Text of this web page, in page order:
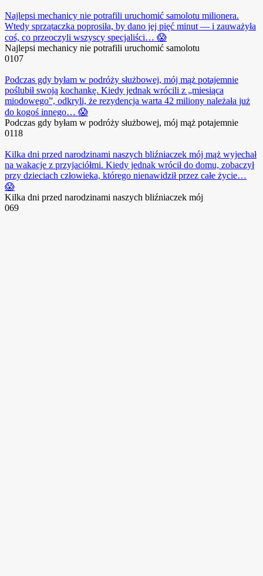
Najlepsi mechanicy nie potrafili uruchomić samolotu milionera.
Wtedy sprzątaczka poprosiła, by dano jej pięć minut — i zauważyła
coś, co przeoczyli wszyscy specjaliści… 😱
Najlepsi mechanicy nie potrafili uruchomić samolotu
0107
Podczas gdy byłam w podróży służbowej, mój mąż potajemnie
poślubił swoją kochankę. Kiedy jednak wrócili z „miesiąca
miodowego”, odkryli, że rezydencja warta 42 miliony należała już
do kogoś innego… 😱
Podczas gdy byłam w podróży służbowej, mój mąż potajemnie
0118
Kilka dni przed narodzinami naszych bliźniaczek mój mąż wyjechał
na wakacje z przyjaciółmi. Kiedy jednak wrócił do domu, zobaczył
przy dzieciach człowieka, którego nienawidził przez całe życie…
😱
Kilka dni przed narodzinami naszych bliźniaczek mój
069